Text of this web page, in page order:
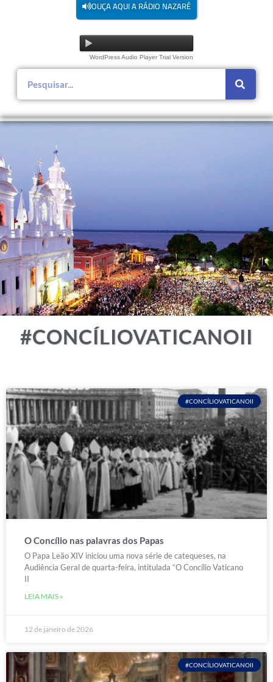
OUÇA AQUI A RÁDIO NAZARÉ
WordPress Audio Player Trial Version
#CONCÍLIOVATICANOII
#CONCÍLIOVATICANOII
O Concílio nas palavras dos Papas
O Papa Leão XIV iniciou uma nova série de catequeses, na
Audiência Geral de quarta-feira, intitulada “O Concílio Vaticano
II
LEIA MAIS »
12 de janeiro de 2026
#CONCÍLIOVATICANOII